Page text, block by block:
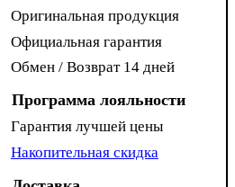
Оригинальная продукция
Официальная гарантия
Обмен / Возврат 14 дней
Программа лояльности
Гарантия лучшей цены
Накопительная скидка